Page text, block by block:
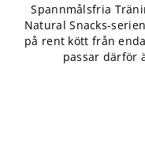
Spannmålsfria
Natural Snacks-
på rent kött från
passar därför